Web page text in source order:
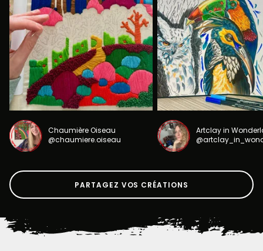
Chaumière Oiseau
@chaumiere.oiseau
Artclay in
PARTAGEZ VOS CRÉATIONS